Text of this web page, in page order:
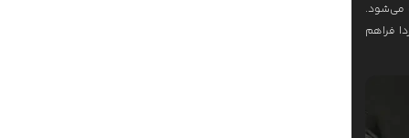
یک‌بار توصیه می‌شود.
فراهم